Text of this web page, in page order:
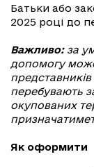
Батьки або
2025 році до
Важливо: за
допомогу
перебувають
окупованих
Як оформити